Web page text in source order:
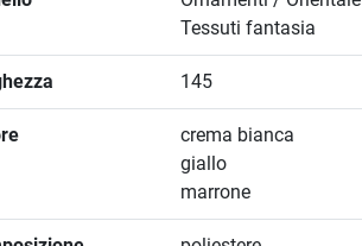
Tessuti fantasia
145
crema bianca
giallo
marrone